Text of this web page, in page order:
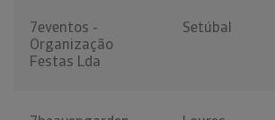
7eventos -
Organização
Festas Lda
Setúbal